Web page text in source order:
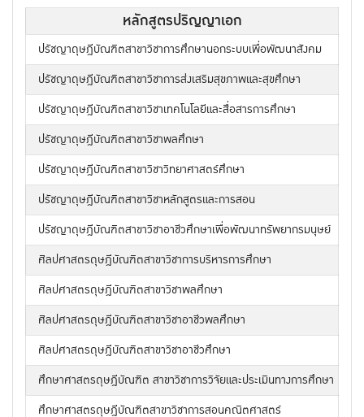
หลักสูตรปริญญาเอก
ปรัชญาดุษฎีบัณฑิตสาขาวิชาการศึกษานอกระบบเพื่อพัฒนาสังคม
ปรัชญาดุษฎีบัณฑิตสาขาวิชาการส่งเสริมสุขภาพและสุขศึกษา
ปรัชญาดุษฎีบัณฑิตสาขาวิชาเทคโนโลยีและสื่อสารการศึกษา
ปรัชญาดุษฎีบัณฑิตสาขาวิชาพลศึกษา
ปรัชญาดุษฎีบัณฑิตสาขาวิชาวิทยาศาสตร์ศึกษา
ปรัชญาดุษฎีบัณฑิตสาขาวิชาหลักสูตรและการสอน
ปรัชญาดุษฎีบัณฑิตสาขาวิชาอาชีวศึกษาเพื่อพัฒนาทรัพยากรมนุษย์
ศิลปศาสตรดุษฎีบัณฑิตสาขาวิชาการบริหารการศึกษา
ศิลปศาสตรดุษฎีบัณฑิตสาขาวิชาพลศึกษา
ศิลปศาสตรดุษฎีบัณฑิตสาขาวิชาอาชีวพลศึกษา
ศิลปศาสตรดุษฎีบัณฑิตสาขาวิชาอาชีวศึกษา
ศึกษาศาสตรดุษฎีบัณฑิต สาขาวิชาการวิจัยและประเมินทางการศึกษา
ศึกษาศาสตรดุษฎีบัณฑิตสาขาวิชาการสอนคณิตศาสตร์